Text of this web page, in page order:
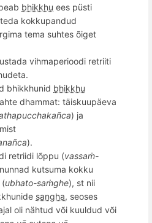
bhikkhu ees püsti
kokkupandud
tema suhtes õiget
vihmaperioodi retriiti
bhikkhunid bhikkhu
dhammat: täiskuupäeva
ñca) ja
ñca).
retriidi lõppu (vassaṁ-
kutsuma kokku
(ubhato-saṁghe), st nii
sangha, seoses
oli nähtud või kuuldud või